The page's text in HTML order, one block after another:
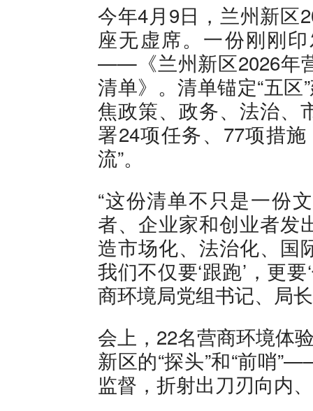
今年4月9日，兰州新区
座无虚席。一份刚刚
——《兰州新区2026年
清单》。清单锚定“五区
焦政策、政务、法治、
署24项任务、77项措
流”。
“这份清单不只是一份
者、企业家和创业者
造市场化、法治化、国
我们不仅要‘跟跑’，更
商环境局党组书记、局
会上，22名营商环境体
新区的“探头”和“前哨
监督，折射出刀刃向内